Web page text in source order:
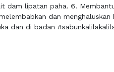
dam lipatan paha. 6.
dan
dan di badan